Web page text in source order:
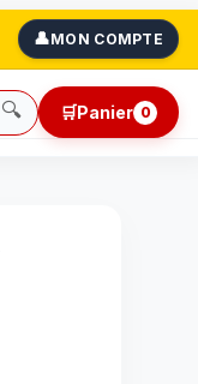
👤MON COMPTE
🔍 🛒Panier 0